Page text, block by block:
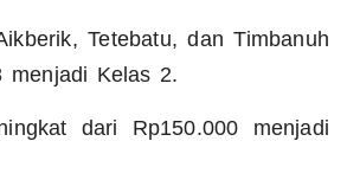
Tetebatu, dan Timbanuh
menjadi Kelas 2.
dari Rp150.000 menjadi